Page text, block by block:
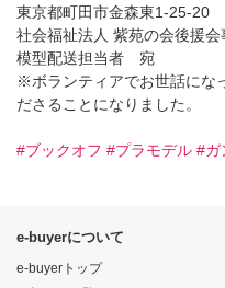
東京都町田市金森東1-25-20
社会福祉法人 紫苑の会後援会
模型配送担当者 宛
※ボランティアでお世話にな
ださることになりました。
#ブックオフ #プラモデル #ガ
e-buyerについて
e-buyerトップ